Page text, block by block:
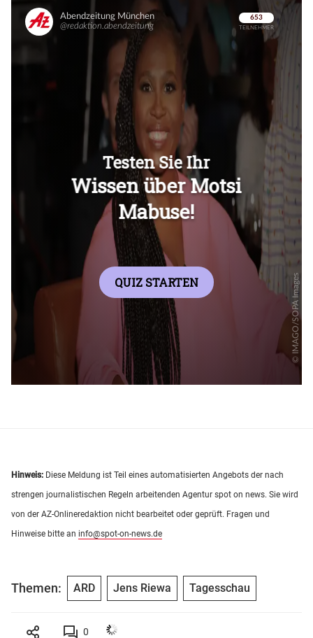
Überspringen
Überspringen
Hinweis: Diese Meldung ist Teil eines automatisierten Angebots der nach
strengen journalistischen Regeln arbeitenden Agentur spot on news. Sie wird
von der AZ-Onlineredaktion nicht bearbeitet oder geprüft. Fragen und
Hinweise bitte an info@spot-on-news.de
Themen: ARD Jens Riewa Tagesschau
0